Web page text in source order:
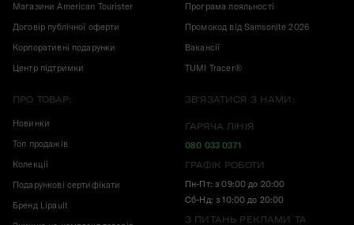
Магазини American Tourister
Договір публічної оферти
Корпоративні подарунки
Центр підтримки
Програма лояльності
Промокод від Samsonite 2026
Вакансії
TUMI Tracer®
ПРО ТОВАР:
Новинки
Топ продажів
Колекції
Подарункові сертифікати
Бренд Lipault
ЗВ'ЯЗАТИСЯ З НАМИ:
ГАРЯЧА ЛІНІЯ
080 033 0371
ГРАФІК РОБОТИ
Пн-Пт: з 09:00 до 20:00
Сб-Нд: з 10:00 до 20:00
З ПИТАНЬ РЕКЛАМИ ТА